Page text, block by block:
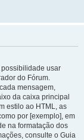
possibilidade usar
do Fórum.
mensagem,
da caixa principal
estilo ao HTML, as
por [exemplo], em
na formatação dos
consulte o Guia